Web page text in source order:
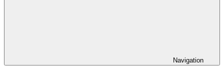
Navigation